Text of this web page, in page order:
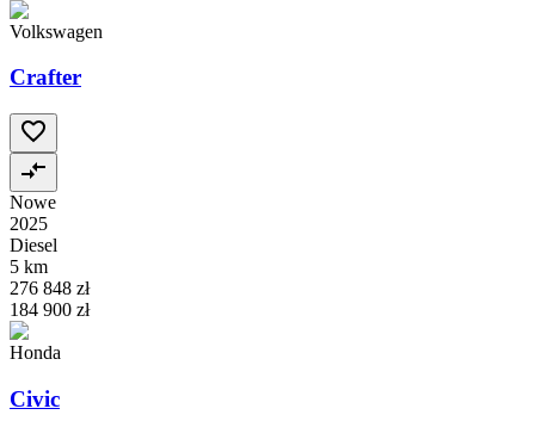
Volkswagen
Crafter
Nowe
2025
Diesel
5 km
276 848 zł
184 900 zł
Honda
Civic